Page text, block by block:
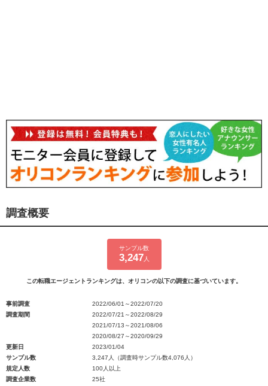
調査概要
サンプル数
3,247 人
この転職エージェントランキングは、オリコンの以下の調査に基づいています。
事前調査
2022/06/01～2022/07/20
調査期間
2022/07/21～2022/08/29
2021/07/13～2021/08/06
2020/08/27～2020/09/29
更新日
2023/01/04
サンプル数
3,247人（調査時サンプル数4,076人）
規定人数
100人以上
調査企業数
25社